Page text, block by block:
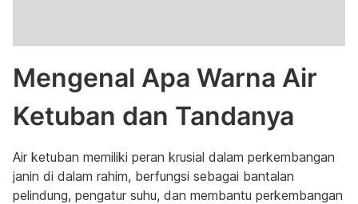
Mengenal Apa Warna Air
Ketuban dan Tandanya
Air ketuban memiliki peran krusial dalam perkembangan
janin di dalam rahim, berfungsi sebagai bantalan
pelindung, pengatur suhu, dan membantu perkembangan